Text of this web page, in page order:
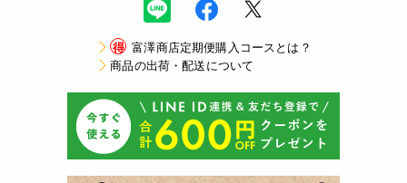
得 富澤商店定期便購入コースとは？
商品の出荷・配送について